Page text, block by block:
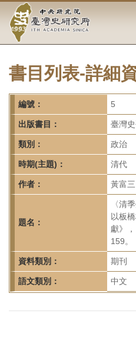
要
中
央
研
究
院-
臺
灣
史
研
究
首
頁
書目列表-詳細
編號： 5
出版書目： 臺灣
類別： 政治
時期(主題)： 清代
作者： 黃富三
題名：
〈清
以板
獻》
159。
資料類別： 期刊
語文類別： 中文